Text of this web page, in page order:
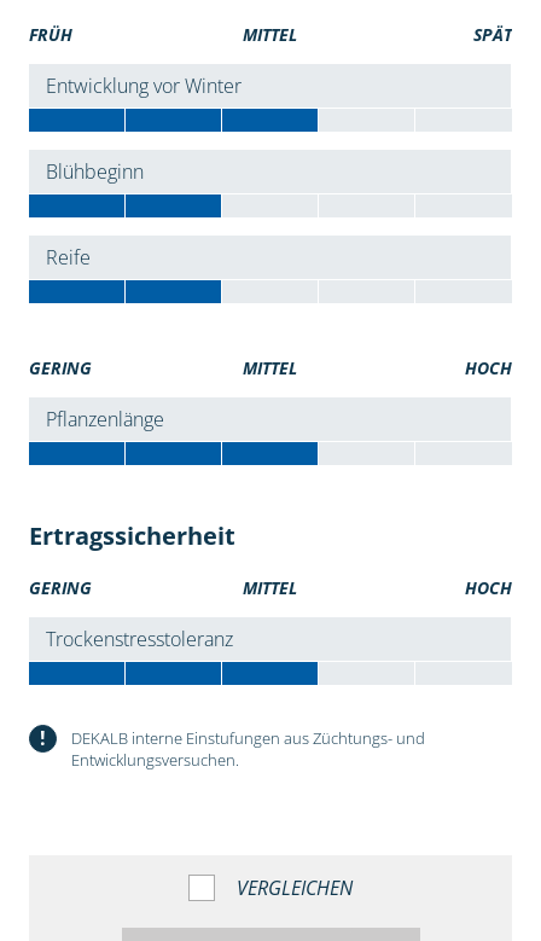
FRÜH MITTEL SPÄT
Entwicklung vor Winter
Blühbeginn
Reife
GERING MITTEL HOCH
Pflanzenlänge
Ertragssicherheit
GERING MITTEL HOCH
Trockenstresstoleranz
!
DEKALB interne Einstufungen aus Züchtungs- und
Entwicklungsversuchen.
VERGLEICHEN